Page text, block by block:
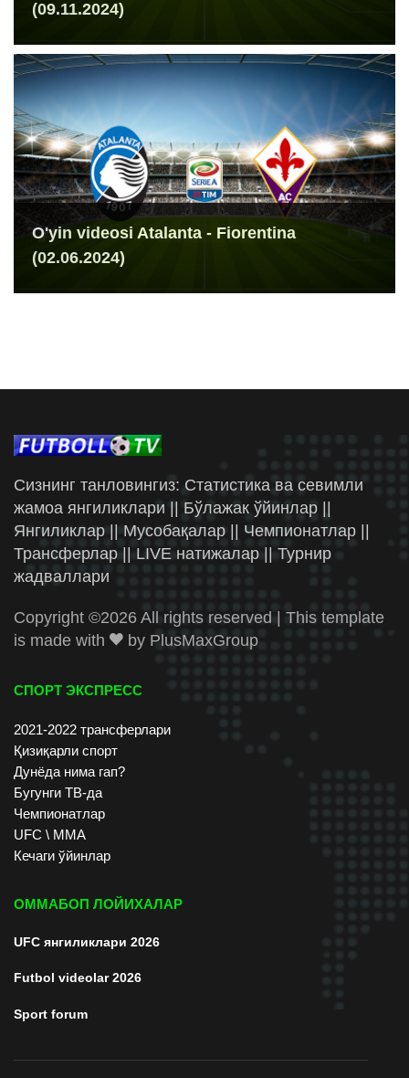
(09.11.2024)
O'yin videosi Atalanta - Fiorentina
(02.06.2024)
Сизнинг танловингиз: Статистика ва севимли
жамоа янгиликлари || Бўлажак ўйинлар ||
Янгиликлар || Мусобақалар || Чемпионатлар ||
Трансферлар || LIVE натижалар || Турнир
жадваллари
Copyright ©2026 All rights reserved | This template
is made with
by PlusMaxGroup
СПОРТ ЭКСПРЕСС
2021-2022 трансферлари
Қизиқарли спорт
Дунёда нима гап?
Бугунги ТВ-да
Чемпионатлар
UFC \ ММА
Кечаги ўйинлар
ОММАБОП ЛОЙИХАЛАР
UFC янгиликлари 2026
Futbol videolar 2026
Sport forum